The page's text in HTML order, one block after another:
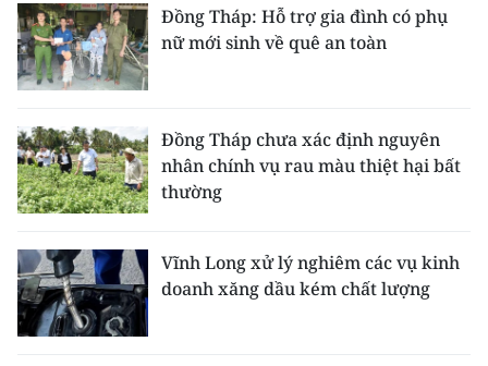
VỀ BÁO NHÂN DÂN
NHÂN DÂN CUỐI TUẦN
NHÂN DÂN HẰNG THÁNG
MUA BÁO
ĐỌC BÁO IN
Đồng Tháp: Hỗ trợ gia đình có phụ
nữ mới sinh về quê an toàn
Đồng Tháp chưa xác định nguyên
nhân chính vụ rau màu thiệt hại bất
thường
Vĩnh Long xử lý nghiêm các vụ kinh
doanh xăng dầu kém chất lượng